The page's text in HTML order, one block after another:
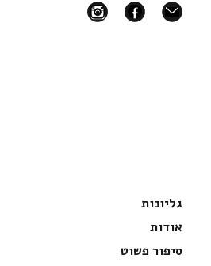
mail
facebook
instagram
גליונות
אודות
סיפור פשוט